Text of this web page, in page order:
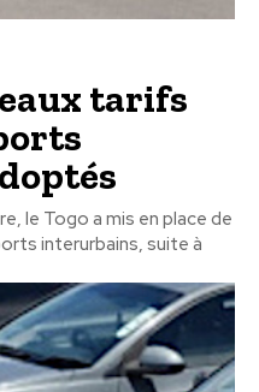
tarifs
le Togo a mis en place de
interurbains, suite à